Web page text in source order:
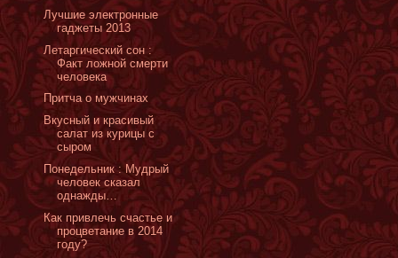
Лучшие электронные
гаджеты 2013
Летаргический сон :
Факт ложной смерти
человека
Притча о мужчинах
Вкусный и красивый
салат из курицы с
сыром
Понедельник : Мудрый
человек сказал
однажды…
Как привлечь счастье и
процветание в 2014
году?